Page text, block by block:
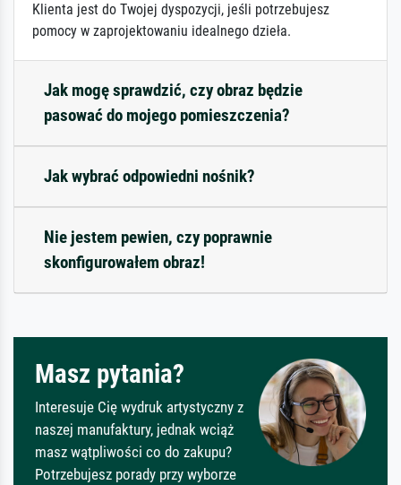
Klienta jest do Twojej dyspozycji, jeśli potrzebujesz
pomocy w zaprojektowaniu idealnego dzieła.
Jak mogę sprawdzić, czy obraz będzie
pasować do mojego pomieszczenia?
Jak wybrać odpowiedni nośnik?
Nie jestem pewien, czy poprawnie
skonfigurowałem obraz!
Masz pytania?
Interesuje Cię wydruk artystyczny z
naszej manufaktury, jednak wciąż
masz wątpliwości co do zakupu?
Potrzebujesz porady przy wyborze